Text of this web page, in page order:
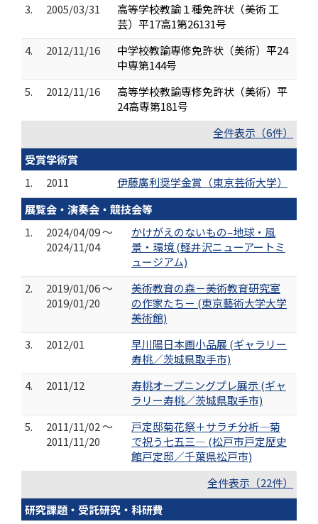
3.
2005/03/31
高等学校教諭１種免許状（美術 工
芸）平17高1第26131号
4.
2012/11/16
中学校教諭専修免許状（美術）平24
中専第144号
5.
2012/11/16
高等学校教諭専修免許状（美術）平
24高専第181号
全件表示（6件）
受賞学術賞
1.
2011
伊藤廣利奨学金賞（東京芸術大学）
展覧会・演奏会・競技会等
1.
2024/04/09 ～
2024/11/04
かけがえのないもの–地球・風
景・環境 (軽井沢ニューアートミ
ュージアム)
2.
2019/01/06 ～
2019/01/20
美術教育の森－美術教育研究室
の作家たち－ (東京藝術大学大学
美術館)
3.
2012/01
早川陽日本画小品展 (ギャラリー
寿桃／茨城県取手市)
4.
2011/12
寿桃オープニングプレ展示 (ギャ
ラリー寿桃／茨城県取手市)
5.
2011/11/02 ～
2011/11/20
戸定邸菊花祭＋サラチ分析―菊
で祝う七五三― (松戸市戸定歴史
館戸定邸／千葉県松戸市)
全件表示（22件）
研究課題・受託研究・科研費